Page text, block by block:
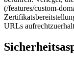
(/features/custom-
URLs